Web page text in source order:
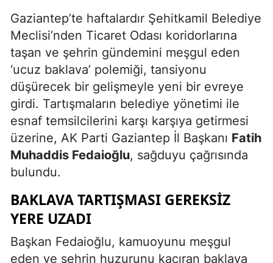
Gaziantep’te haftalardır Şehitkamil Belediye
Meclisi’nden Ticaret Odası koridorlarına
taşan ve şehrin gündemini meşgul eden
‘ucuz baklava’ polemiği, tansiyonu
düşürecek bir gelişmeyle yeni bir evreye
girdi. Tartışmaların belediye yönetimi ile
esnaf temsilcilerini karşı karşıya getirmesi
üzerine, AK Parti Gaziantep İl Başkanı Fatih
Muhaddis Fedaioğlu, sağduyu çağrısında
bulundu.
BAKLAVA TARTIŞMASI GEREKSIZ
YERE UZADI
Başkan Fedaioğlu, kamuoyunu meşgul
eden ve şehrin huzurunu kaçıran baklava